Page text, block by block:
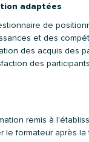
adaptées
de
et des
des acquis des
des participants
remis à
le formateur après